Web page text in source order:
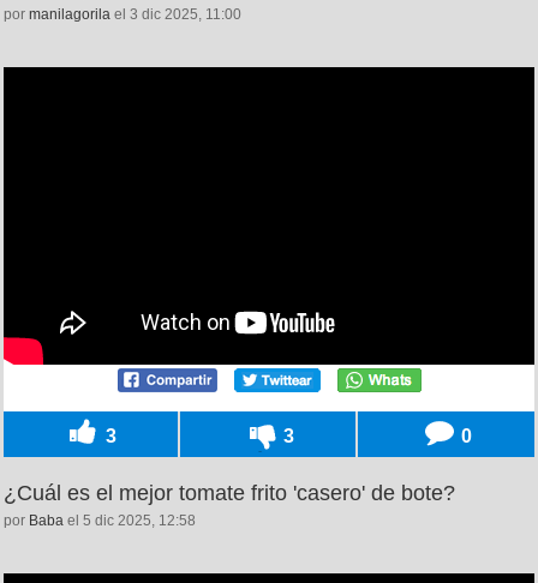
por manilagorila el 3 dic 2025, 11:00
3 3 0
¿Cuál es el mejor tomate frito 'casero' de bote?
por Baba el 5 dic 2025, 12:58